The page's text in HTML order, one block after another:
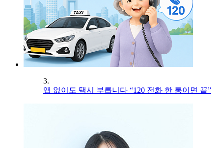
3.
앱 없이도 택시 부릅니다 “120 전화 한 통이면 끝”